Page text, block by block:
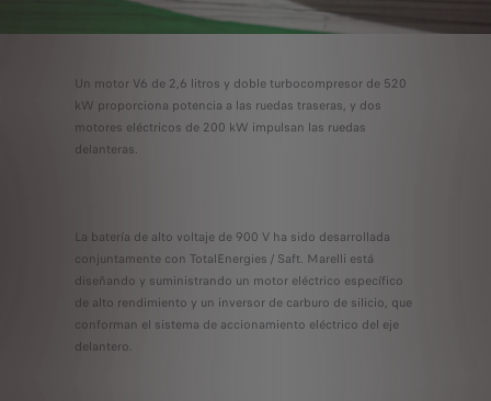
Un motor V6 de 2,6 litros y doble turbocompresor de 520
kW proporciona potencia a las ruedas traseras, y dos
motores eléctricos de 200 kW impulsan las ruedas
delanteras.
La batería de alto voltaje de 900 V ha sido desarrollada
conjuntamente con TotalEnergies / Saft. Marelli está
diseñando y suministrando un motor eléctrico específico
de alto rendimiento y un inversor de carburo de silicio, que
conforman el sistema de accionamiento eléctrico del eje
delantero.